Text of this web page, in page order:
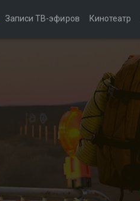
Записи ТВ-эфиров Кинотеатр